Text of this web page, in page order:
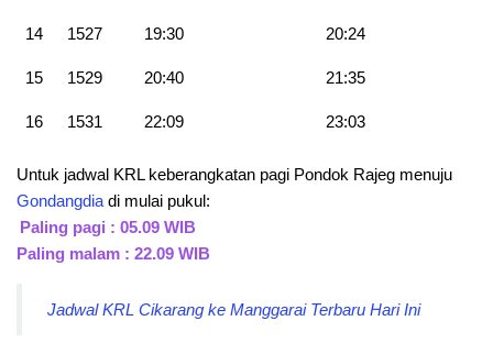
14 1527 19:30 20:24
15 1529 20:40 21:35
16 1531 22:09 23:03
Untuk jadwal KRL keberangkatan pagi Pondok Rajeg menuju
Gondangdiadi mulai pukul:
Paling pagi : 05.09 WIB
Paling malam : 22.09 WIB
Jadwal KRL Cikarang ke Manggarai Terbaru Hari Ini